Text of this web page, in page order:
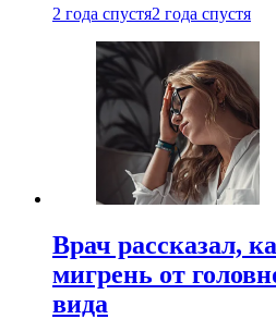
2 года спустя2 года спустя
Врач рассказал,
мигрень от
вида